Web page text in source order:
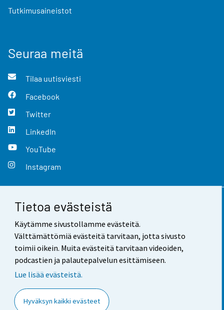
Tietoa evästeistä
Käytämme sivustollamme evästeitä.
Välttämättömiä evästeitä tarvitaan, jotta sivusto
toimii oikein. Muita evästeitä tarvitaan videoiden,
podcastien ja palautepalvelun esittämiseen.
Lue lisää evästeistä.
Hyväksyn kaikki evästeet
Tutkimusaineistot
Seuraa meitä
Tilaa uutisviesti
Facebook
Twitter
LinkedIn
YouTube
Instagram
Yhteystiedot
Palaute
Käyttöehdot
Saavutettavuus